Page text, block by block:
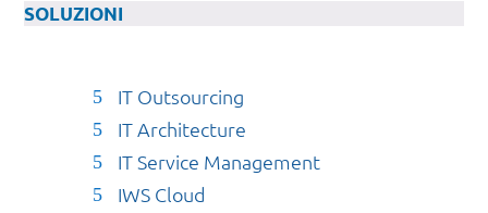
SOLUZIONI
IT Outsourcing
IT Architecture
IT Service Management
IWS Cloud